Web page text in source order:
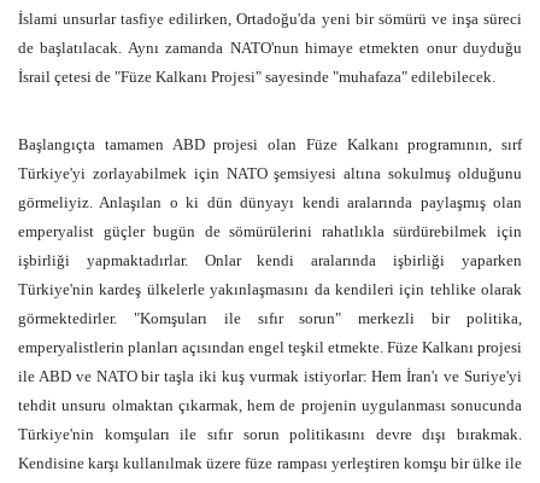
İslami unsurlar tasfiye edilirken, Ortadoğu'da yeni bir sömürü ve inşa süreci
de başlatılacak. Aynı zamanda NATO'nun himaye etmekten onur duyduğu
İsrail çetesi de "Füze Kalkanı Projesi" sayesinde "muhafaza" edilebilecek.
Başlangıçta tamamen ABD projesi olan Füze Kalkanı programının, sırf
Türkiye'yi zorlayabilmek için NATO şemsiyesi altına sokulmuş olduğunu
görmeliyiz. Anlaşılan o ki dün dünyayı kendi aralarında paylaşmış olan
emperyalist güçler bugün de sömürülerini rahatlıkla sürdürebilmek için
işbirliği yapmaktadırlar. Onlar kendi aralarında işbirliği yaparken
Türkiye'nin kardeş ülkelerle yakınlaşmasını da kendileri için tehlike olarak
görmektedirler. "Komşuları ile sıfır sorun" merkezli bir politika,
emperyalistlerin planları açısından engel teşkil etmekte. Füze Kalkanı projesi
ile ABD ve NATO bir taşla iki kuş vurmak istiyorlar: Hem İran'ı ve Suriye'yi
tehdit unsuru olmaktan çıkarmak, hem de projenin uygulanması sonucunda
Türkiye'nin komşuları ile sıfır sorun politikasını devre dışı bırakmak.
Kendisine karşı kullanılmak üzere füze rampası yerleştiren komşu bir ülke ile